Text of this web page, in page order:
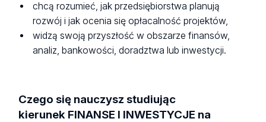
chcą rozumieć, jak przedsiębiorstwa planują
rozwój i jak ocenia się opłacalność projektów,
widzą swoją przyszłość w obszarze finansów,
analiz, bankowości, doradztwa lub inwestycji.
Czego się nauczysz studiując
kierunek FINANSE I INWESTYCJE na